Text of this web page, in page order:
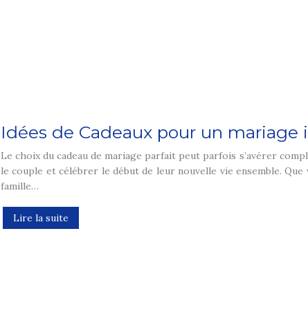
Idées de Cadeaux pour un mariage
Le choix du cadeau de mariage parfait peut parfois s’avérer
le couple et célébrer le début de leur nouvelle vie ensemble.
famille…
Lire la suite